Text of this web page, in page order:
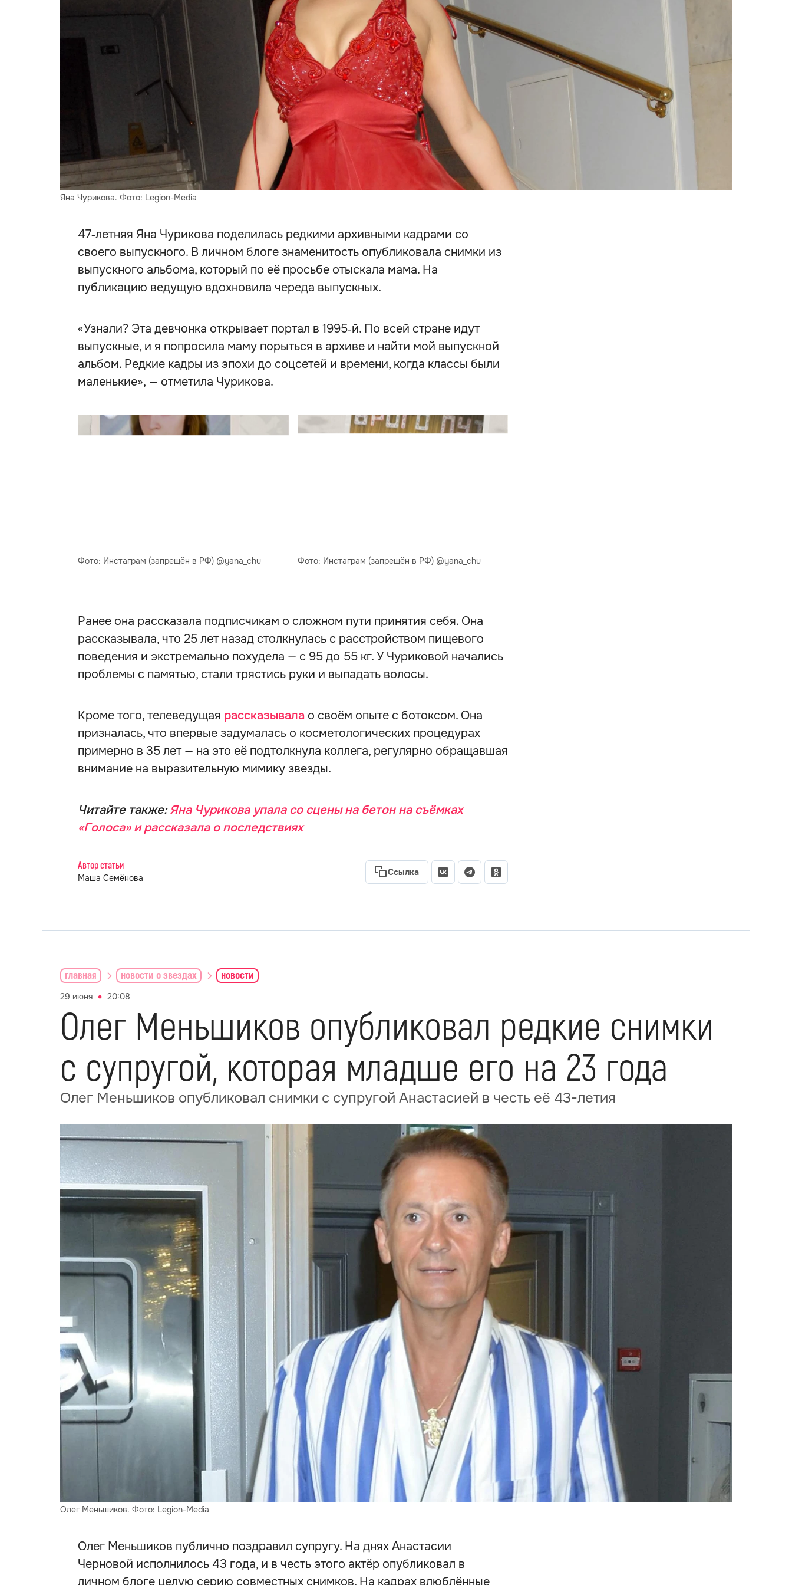
Яна Чурикова. Фото: Legion-Media
47‑летняя Яна Чурикова поделилась редкими архивными кадрами со
своего выпускного. В личном блоге знаменитость опубликовала снимки из
выпускного альбома, который по её просьбе отыскала мама. На
публикацию ведущую вдохновила череда выпускных.
«Узнали? Эта девчонка открывает портал в 1995‑й. По всей стране идут
выпускные, и я попросила маму порыться в архиве и найти мой выпускной
альбом. Редкие кадры из эпохи до соцсетей и времени, когда классы были
маленькие», — отметила Чурикова.
Фото: Инстаграм (запрещён в РФ) @yana_chu Фото: Инстаграм (запрещён в РФ) @yana_chu
Ранее она рассказала подписчикам о сложном пути принятия себя. Она
рассказывала, что 25 лет назад столкнулась с расстройством пищевого
поведения и экстремально похудела — с 95 до 55 кг. У Чуриковой начались
проблемы с памятью, стали трястись руки и выпадать волосы.
Кроме того, телеведущая рассказывала о своём опыте с ботоксом. Она
призналась, что впервые задумалась о косметологических процедурах
примерно в 35 лет — на это её подтолкнула коллега, регулярно обращавшая
внимание на выразительную мимику звезды.
Читайте также:Яна Чурикова упала со сцены на бетон на съёмках
«Голоса» и рассказала о последствиях
Автор статьи
Маша Семёнова
Ссылка
главная новости о звездах новости
29 июня 20:08
Олег Меньшиков опубликовал редкие снимки
с супругой, которая младше его на 23 года
Олег Меньшиков опубликовал снимки с супругой Анастасией в честь её 43-летия
Олег Меньшиков. Фото: Legion-Media
Олег Меньшиков публично поздравил супругу. На днях Анастасии
Черновой исполнилось 43 года, и в честь этого актёр опубликовал в
личном блоге целую серию совместных снимков. На кадрах влюблённые